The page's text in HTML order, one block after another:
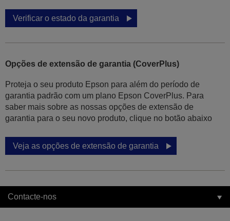
Verificar o estado da garantia
Opções de extensão de garantia (CoverPlus)
Proteja o seu produto Epson para além do período de
garantia padrão com um plano Epson CoverPlus. Para
saber mais sobre as nossas opções de extensão de
garantia para o seu novo produto, clique no botão abaixo
Veja as opções de extensão de garantia
Contacte-nos